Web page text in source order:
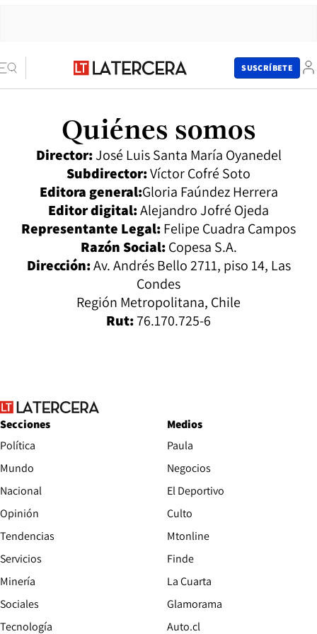
SUSCRÍBETE
Quiénes somos
Director:José Luis Santa María Oyanedel
Subdirector:Víctor Cofré Soto
Editora general:Gloria Faúndez Herrera
Editor digital:Alejandro Jofré Ojeda
Representante Legal:Felipe Cuadra Campos
Razón Social:Copesa S.A.
Dirección:Av. Andrés Bello 2711, piso 14, Las
Condes
Región Metropolitana, Chile
Rut:76.170.725-6
Secciones
Política
Mundo
Nacional
Opinión
Tendencias
Servicios
Minería
Sociales
Tecnología
Medios
Paula
Negocios
El Deportivo
Culto
Mtonline
Finde
La Cuarta
Glamorama
Auto.clOpens in new window